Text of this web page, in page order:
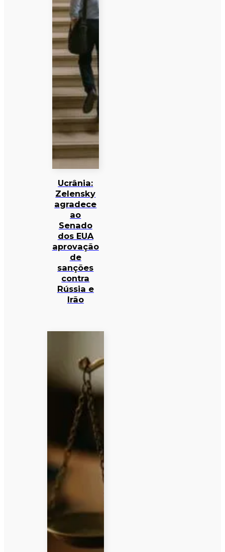
Ucrânia:
Zelensky
agradece
ao
Senado
dos EUA
aprovação
de
sanções
contra
Rússia e
Irão